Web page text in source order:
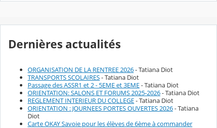
Dernières actualités
ORGANISATION DE LA RENTREE 2026- Tatiana Diot
TRANSPORTS SCOLAIRES- Tatiana Diot
Passage des ASSR1 et 2 - 5EME et 3EME- Tatiana Diot
ORIENTATION: SALONS ET FORUMS 2025-2026- Tatiana Diot
REGLEMENT INTERIEUR DU COLLEGE- Tatiana Diot
ORIENTATION : JOURNEES PORTES OUVERTES 2026- Tatiana
Diot
Carte OKAY Savoie pour les élèves de 6ème à commander